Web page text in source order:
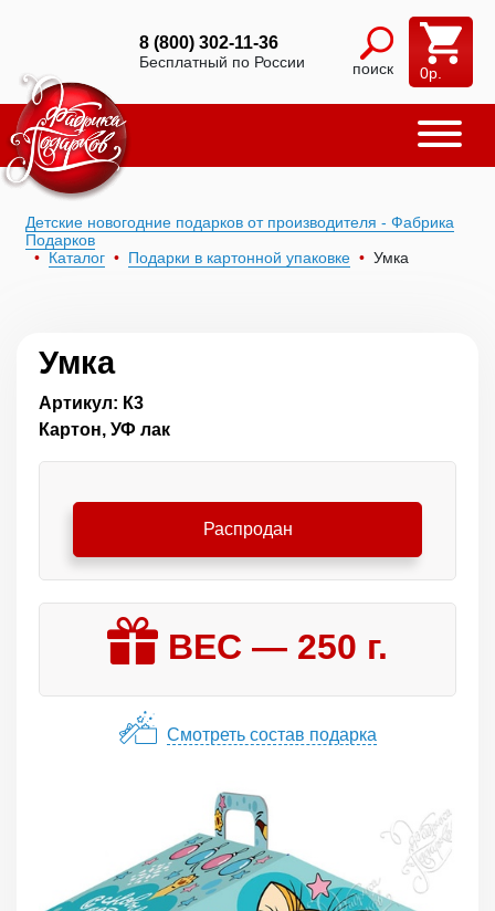
8 (800) 302-11-36
Бесплатный по России поиск 0р.
Детские новогодние подарков от производителя - Фабрика
Подарков
Каталог
Подарки в картонной упаковке Умка
Умка
Артикул: К3
Картон, УФ лак
Распродан
ВЕС — 250 г.
Смотреть состав подарка